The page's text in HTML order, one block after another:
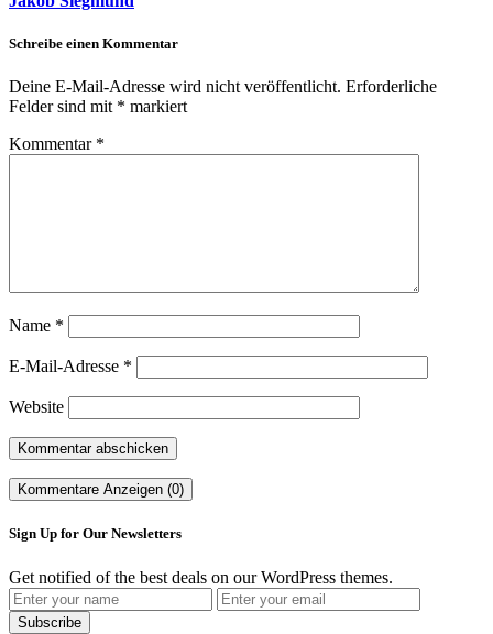
Schreibe einen Kommentar
Deine E-Mail-Adresse wird nicht veröffentlicht. Erforderliche
Felder sind mit * markiert
Kommentar *
Name *
E-Mail-Adresse *
Website
Kommentare Anzeigen (0)
Sign Up for Our Newsletters
Get notified of the best deals on our WordPress themes.
Subscribe